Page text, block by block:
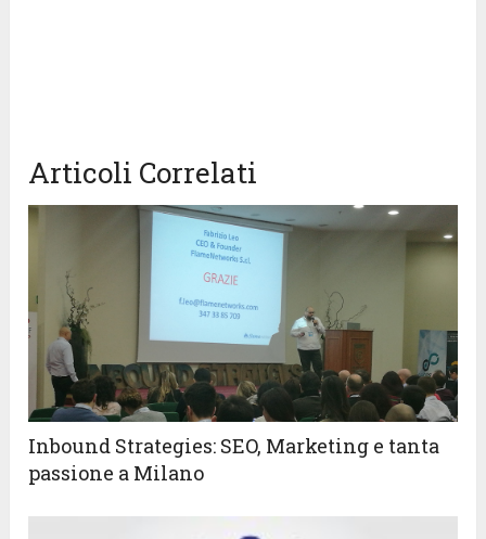
Articoli Correlati
Inbound Strategies: SEO, Marketing e tanta
passione a Milano